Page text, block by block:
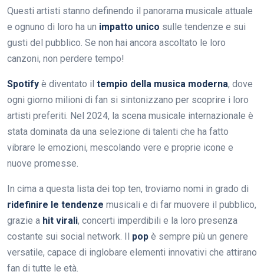
Questi artisti stanno definendo il panorama musicale attuale
e ognuno di loro ha un impatto unico sulle tendenze e sui
gusti del pubblico. Se non hai ancora ascoltato le loro
canzoni, non perdere tempo!
Spotify è diventato il tempio della musica moderna, dove
ogni giorno milioni di fan si sintonizzano per scoprire i loro
artisti preferiti. Nel 2024, la scena musicale internazionale è
stata dominata da una selezione di talenti che ha fatto
vibrare le emozioni, mescolando vere e proprie icone e
nuove promesse.
In cima a questa lista dei top ten, troviamo nomi in grado di
ridefinire le tendenze musicali e di far muovere il pubblico,
grazie a hit virali, concerti imperdibili e la loro presenza
costante sui social network. Il pop è sempre più un genere
versatile, capace di inglobare elementi innovativi che attirano
fan di tutte le età.